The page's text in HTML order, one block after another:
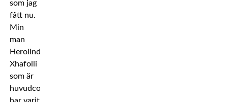
som jag
fått nu.
Min
man
Herolind
Xhafolli
som är
huvudcoach